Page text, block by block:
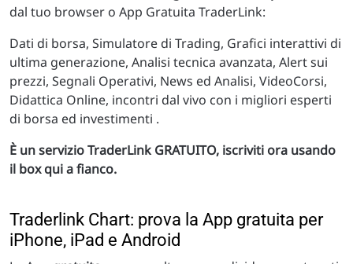
dal tuo browser o App Gratuita TraderLink:
Dati di borsa, Simulatore di Trading, Grafici interattivi di
ultima generazione, Analisi tecnica avanzata, Alert sui
prezzi, Segnali Operativi, News ed Analisi, VideoCorsi,
Didattica Online, incontri dal vivo con i migliori esperti
di borsa ed investimenti .
È un servizio TraderLink GRATUITO, iscriviti ora usando
il box qui a fianco.
Traderlink Chart: prova la App gratuita per
iPhone, iPad e Android